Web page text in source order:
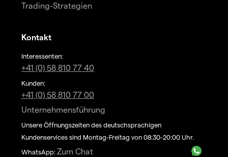
Trading-Strategien
Kontakt
Interessenten:
+41 (0) 58 810 77 40
Kunden:
+41 (0) 58 810 77 00
Unternehmensführung
Unsere Öffnungszeiten des deutschsprachigen
Kundenservices sind Montag-Freitag von 08:30-20:00 Uhr.
WhatsApp: Zum Chat